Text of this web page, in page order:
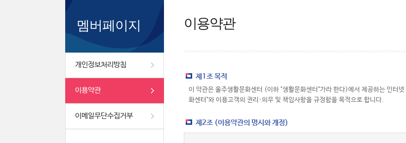
멤버페이지
개인정보처리방침
이용약관
이메일무단수집거부
이용약관
제1조 목적
이 약관은 울주생활문화센터 (이하 "생활문화센터"가라 한다)에서 제공하는 인터
화센터"와 이용고객의 권리·의무 및 책임사항을 규정함을 목적으로 합니다.
제2조 (이용약관의 명시와 개정)